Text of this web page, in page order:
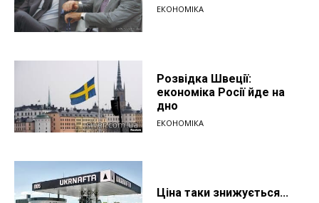
ЕКОНОМІКА
Розвідка Швеції:
економіка Росії йде на
дно
ЕКОНОМІКА
Ціна таки знижується...